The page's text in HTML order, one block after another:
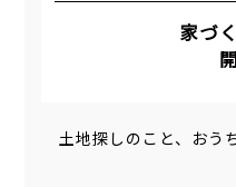
家づ
土地探しのこと、おう